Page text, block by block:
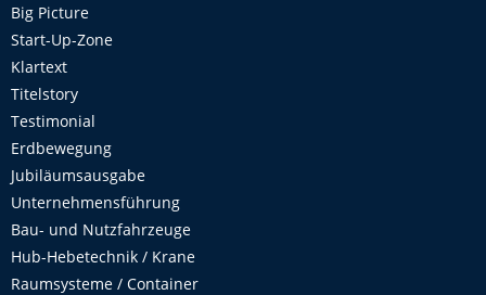
Big Picture
Start-Up-Zone
Klartext
Titelstory
Testimonial
Erdbewegung
Jubiläumsausgabe
Unternehmensführung
Bau- und Nutzfahrzeuge
Hub-Hebetechnik / Krane
Raumsysteme / Container